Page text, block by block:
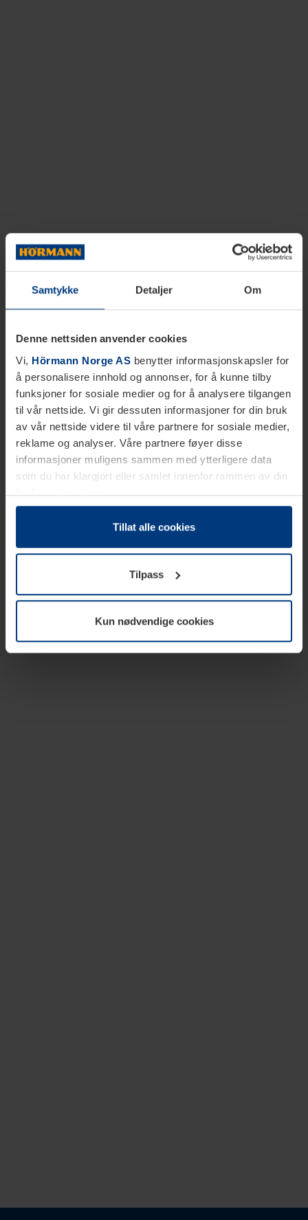
Samtykke Detaljer Om
Denne nettsiden anvender cookies
Vi, Hörmann Norge AS benytter informasjonskapsler for
å personalisere innhold og annonser, for å kunne tilby
funksjoner for sosiale medier og for å analysere tilgangen
til vår nettside. Vi gir dessuten informasjoner for din bruk
av vår nettside videre til våre partnere for sosiale medier,
reklame og analyser. Våre partnere føyer disse
informasjoner muligens sammen med ytterligere data
som du har klargjort eller samlet innenfor rammen av din
bruk av tjenestene.
Etter loven kan vi lagre informasjonskapsler på din
datamaskin, hvis disse er absolutt nødvendig for drift av
trenger vi din tillatelse. Du kan når som helst endre eller
tilbakekalle ditt samtykke i forklaringen av
informasjonskapselen på sidenPersonvernerklæringpå
Tillat alle cookies
Tilpass
Kun nødvendige cookies